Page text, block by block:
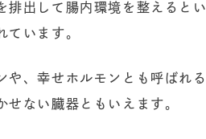
排出して腸内環境を整えるとい
います。
や、幸せホルモンとも呼ばれる
ない臓器ともいえます。